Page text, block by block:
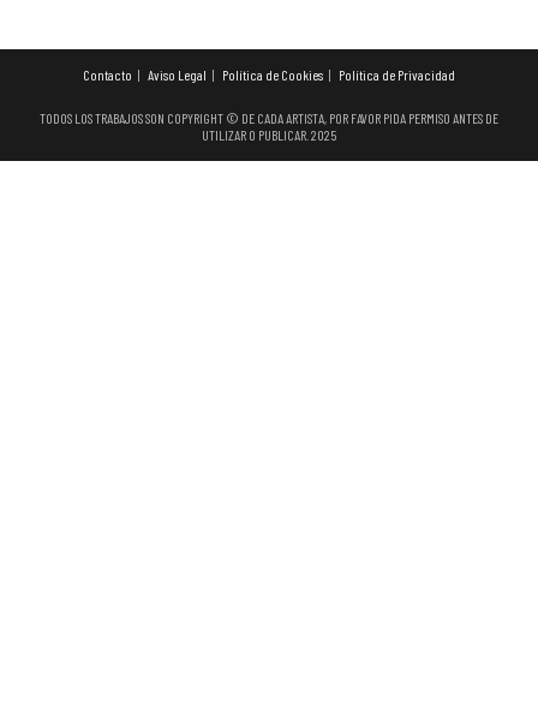
Contacto Aviso Legal Política de Cookies Política de Privacidad
TODOS LOS TRABAJOS SON COPYRIGHT © DE CADA ARTISTA, POR FAVOR PIDA PERMISO ANTES DE
UTILIZAR O PUBLICAR. 2025